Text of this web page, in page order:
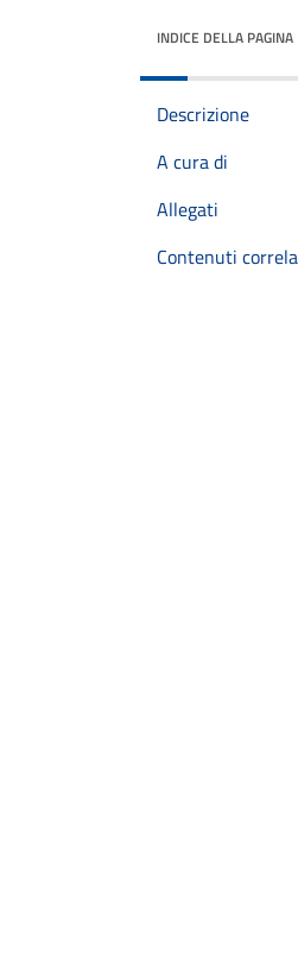
INDICE DELLA PAGINA
Descrizione
A cura di
Allegati
Contenuti